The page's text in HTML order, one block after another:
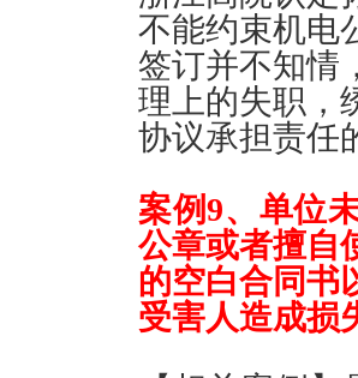
不能约束机电
签订并不知情
理上的失职 ，
协议承担责任
案例9、 单位
公章或者擅自
的空白合同书
受害人造成损